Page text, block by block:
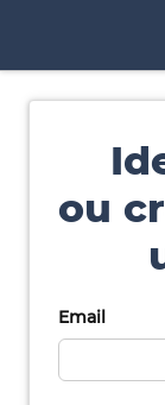
ou
Email